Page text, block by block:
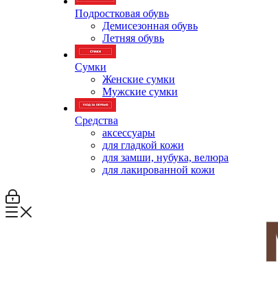
Подростковая обувь
Демисезонная обувь
Летняя обувь
Сумки
Женские сумки
Мужские сумки
Средства
аксессуары
для гладкой кожи
для замши, нубука, велюра
для лакированной кожи